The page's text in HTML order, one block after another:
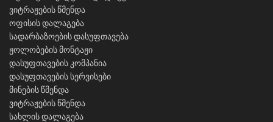
ვიტრაჟების წმენდა
ოფისის დალაგება
სადარბაზოების დასუფთავება
ჟოლობების მონტაჟი
დასუფთავების კომპანია
დასუფთავების სერვისები
მინების წმენდა
ვიტრაჟების წმენდა
სახლის დალაგება